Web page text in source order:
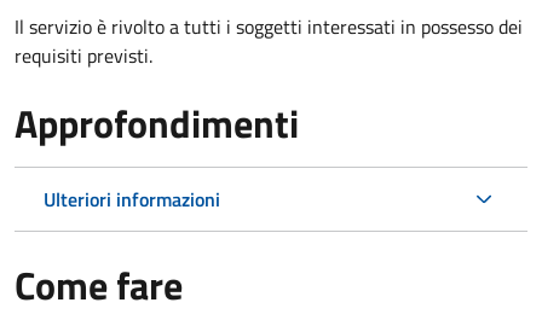
Il servizio è rivolto a tutti i soggetti interessati in possesso dei
requisiti previsti.
Approfondimenti
Ulteriori informazioni
Come fare